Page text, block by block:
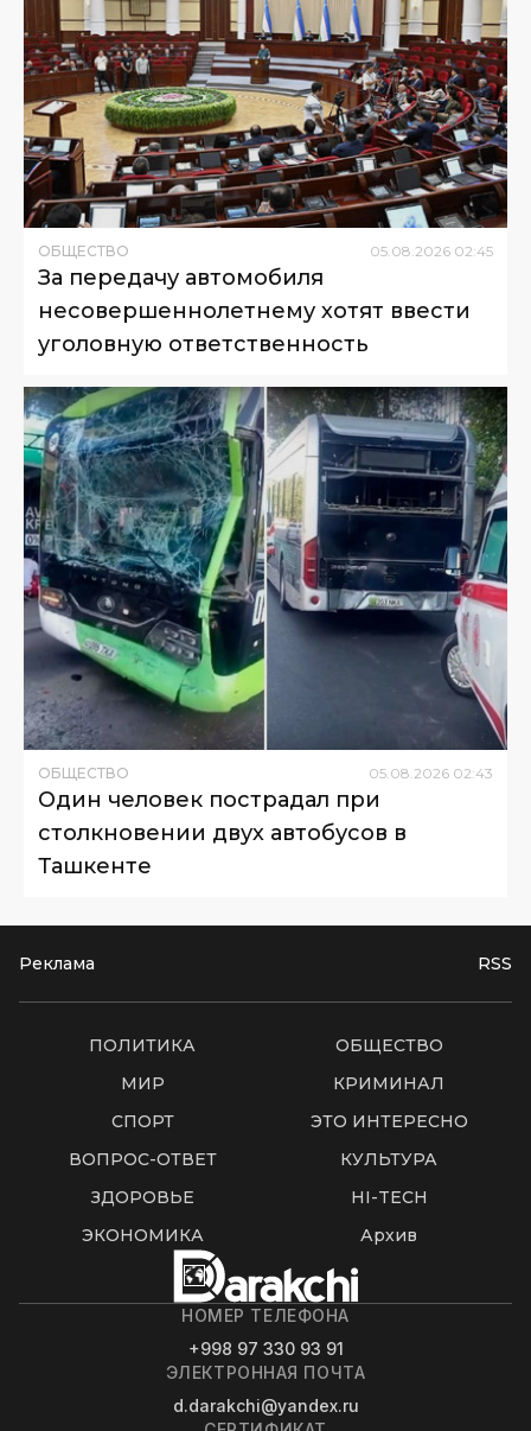
ОБЩЕСТВО 05.08.2026 02:45
За передачу автомобиля
несовершеннолетнему хотят ввести
уголовную ответственность
ОБЩЕСТВО 05.08.2026 02:43
Один человек пострадал при
столкновении двух автобусов в
Ташкенте
Реклама RSS
ПОЛИТИКА
ОБЩЕСТВО
МИР
КРИМИНАЛ
СПОРТ
ЭТО ИНТЕРЕСНО
ВОПРОС-ОТВЕТ
КУЛЬТУРА
ЗДОРОВЬЕ
HI-TECH
ЭКОНОМИКА
Архив
НОМЕР ТЕЛЕФОНА
+998 97 330 93 91
ЭЛЕКТРОННАЯ ПОЧТА
d.darakchi@yandex.ru